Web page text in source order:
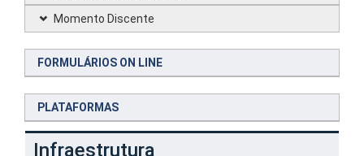
Momento Discente
FORMULÁRIOS ON LINE
PLATAFORMAS
Infraestrutura